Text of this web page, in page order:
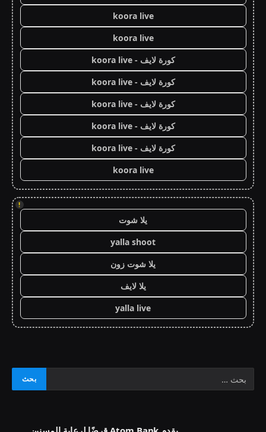
koora live
koora live
كورة لايف - koora live
كورة لايف - koora live
كورة لايف - koora live
كورة لايف - koora live
كورة لايف - koora live
koora live
!
يلا شوت
yalla shoot
يلا شوت زون
يلا لايف
yalla live